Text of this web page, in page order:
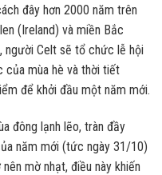
đây hơn 2000 năm trên
(Ireland) và miền Bắc
người Celt sẽ tổ chức lễ hội
của mùa hè và thời tiết
để khởi đầu một năm mới.
đông lạnh lẽo, tràn đầy
năm mới (tức ngày 31/10)
mờ nhạt, điều này khiến